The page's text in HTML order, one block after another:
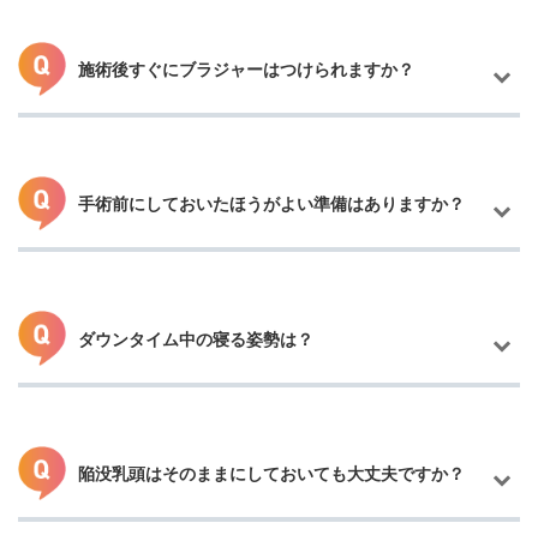
乳輪または乳頭の周囲を切開していく為、目立ちにくいです。
施術後すぐにブラジャーはつけられますか？
術後はプロテクターの保護があります。術後はスポーツブラやノ
ンワイヤーなど締め付け感のないものを着てください。（1ヶ月
手術前にしておいたほうがよい準備はありますか？
術後着替えが楽になるため前開きの服・ナイトブラやソフトブラ
の用意、手術後数日は激しい運動を避けられるようにスケジュー
ダウンタイム中の寝る姿勢は？
術後数日は仰向けで軽く状態を起こす姿勢（枕やクッションを使
用）で過ごしてください。うつ伏せや強い圧をかけての寝方は避
陥没乳頭はそのままにしておいても大丈夫ですか？